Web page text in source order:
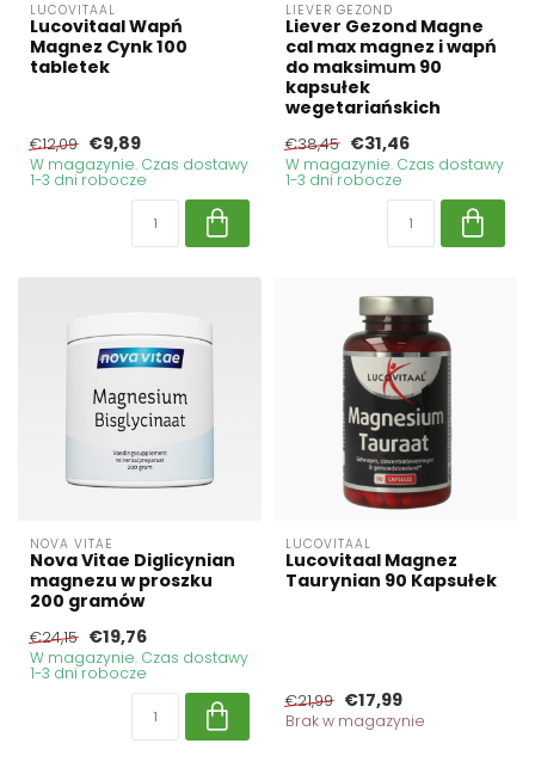
LUCOVITAAL
Lucovitaal Wapń
Magnez Cynk 100
tabletek
€12,09 €9,89
W magazynie. Czas dostawy
1-3 dni robocze
LIEVER GEZOND
Liever Gezond Magne
cal max magnez i wapń
do maksimum 90
kapsułek
wegetariańskich
€38,45 €31,46
W magazynie. Czas dostawy
1-3 dni robocze
NOVA VITAE
Nova Vitae Diglicynian
magnezu w proszku
200 gramów
€24,15 €19,76
W magazynie. Czas dostawy
1-3 dni robocze
LUCOVITAAL
Lucovitaal Magnez
Taurynian 90 Kapsułek
€21,99 €17,99
Brak w magazynie